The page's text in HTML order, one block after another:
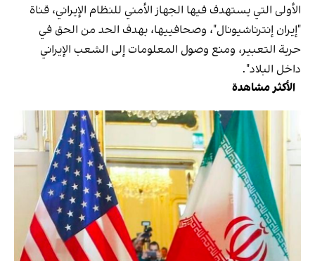
الأولى التي يستهدف فيها الجهاز الأمني للنظام الإيراني، قناة
"إيران إنترناشيونال"، وصحافييها، بهدف الحد من الحق في
حرية التعبير، ومنع وصول المعلومات إلى الشعب الإيراني
داخل البلاد".
الأكثر مشاهدة